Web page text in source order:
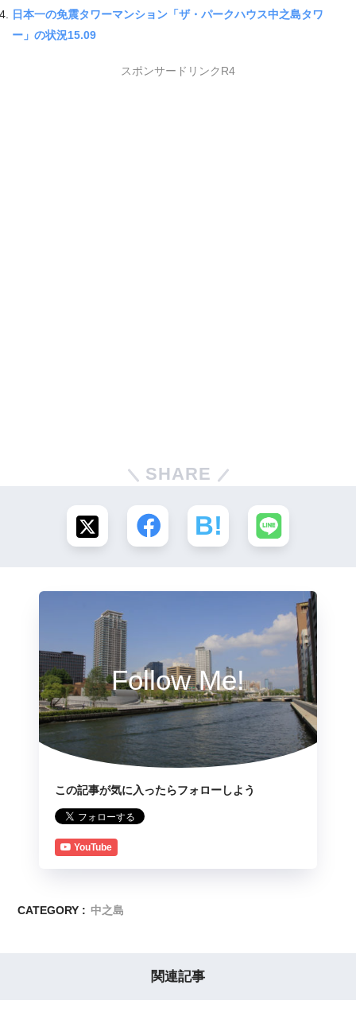
日本一の免震タワーマンション「ザ・パークハウス中之島タワ
ー」の状況15.09
スポンサードリンクR4
SHARE
Follow Me!
この記事が気に入ったらフォローしよう
YouTube
CATEGORY : 中之島
関連記事